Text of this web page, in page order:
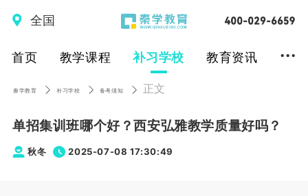
全国
首页 教学课程 补习学校 教育资讯 ...
秦学教育 补习学校 备考须知 正文
单招集训班哪个好？西安弘雅教学质量好吗？
秋冬 2025-07-08 17:30:49